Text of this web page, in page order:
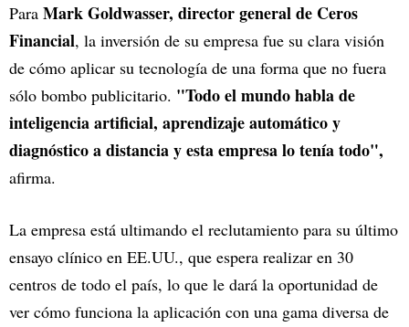
Para Mark Goldwasser, director general de Ceros
Financial, la inversión de su empresa fue su clara visión
de cómo aplicar su tecnología de una forma que no fuera
sólo bombo publicitario. "Todo el mundo habla de
inteligencia artificial, aprendizaje automático y
diagnóstico a distancia y esta empresa lo tenía todo",
afirma.
La empresa está ultimando el reclutamiento para su último
ensayo clínico en EE.UU., que espera realizar en 30
centros de todo el país, lo que le dará la oportunidad de
ver cómo funciona la aplicación con una gama diversa de